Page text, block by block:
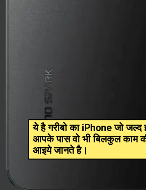
ये है गरीबो का iPhone जो जल्द
आपके पास वो भी बिलकुल काम
आइये जानते है।